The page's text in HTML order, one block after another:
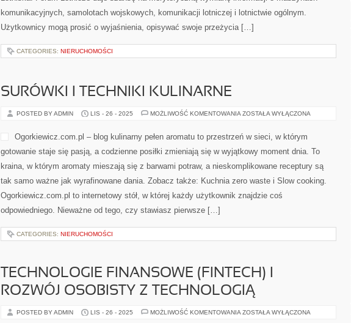
komunikacyjnych, samolotach wojskowych, komunikacji lotniczej i lotnictwie ogólnym.
Użytkownicy mogą prosić o wyjaśnienia, opisywać swoje przeżycia […]
CATEGORIES: NIERUCHOMOŚCI
SURÓWKI I TECHNIKI KULINARNE
POSTED BY ADMIN LIS - 26 - 2025 MOŻLIWOŚĆ KOMENTOWANIA SURÓWKI
KULINARNE
ZOSTAŁA WYŁĄCZONA
Ogorkiewicz.com.pl – blog kulinarny pełen aromatu to przestrzeń w sieci, w którym
gotowanie staje się pasją, a codzienne posiłki zmieniają się w wyjątkowy moment dnia. To
kraina, w którym aromaty mieszają się z barwami potraw, a nieskomplikowane receptury są
tak samo ważne jak wyrafinowane dania. Zobacz także: Kuchnia zero waste i Slow cooking.
Ogorkiewicz.com.pl to internetowy stół, w której każdy użytkownik znajdzie coś
odpowiedniego. Nieważne od tego, czy stawiasz pierwsze […]
CATEGORIES: NIERUCHOMOŚCI
TECHNOLOGIE FINANSOWE (FINTECH) I
ROZWÓJ OSOBISTY Z TECHNOLOGIĄ
POSTED BY ADMIN LIS - 26 - 2025 MOŻLIWOŚĆ KOMENTOWANIA TECHNOLOGIE
ZOSTAŁA WYŁĄCZONA